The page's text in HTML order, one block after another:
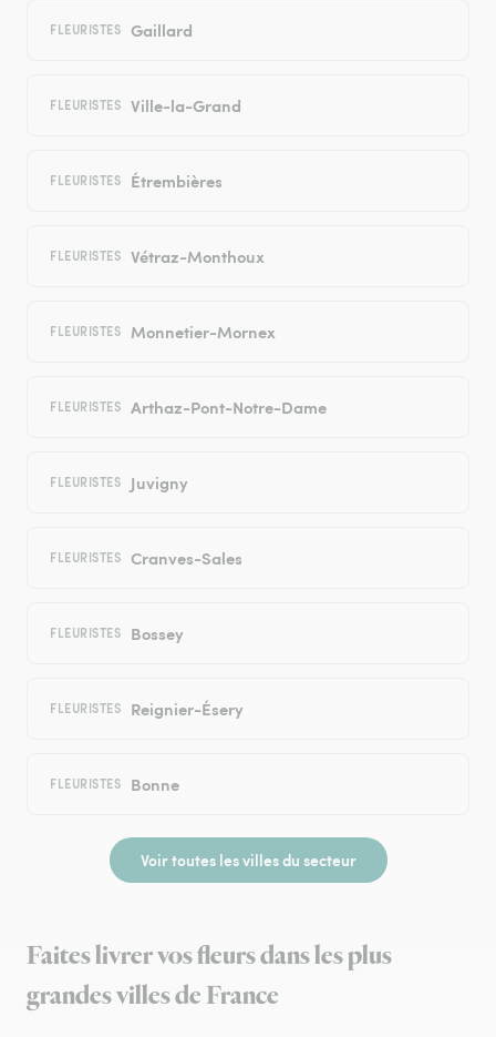
FLEURISTES Gaillard
FLEURISTES Ville-la-Grand
FLEURISTES Étrembières
FLEURISTES Vétraz-Monthoux
FLEURISTES Monnetier-Mornex
FLEURISTES Arthaz-Pont-Notre-Dame
FLEURISTES Juvigny
FLEURISTES Cranves-Sales
FLEURISTES Bossey
FLEURISTES Reignier-Ésery
FLEURISTES Bonne
Voir toutes les villes du secteur
Faites livrer vos fleurs dans les plus
grandes villes de France